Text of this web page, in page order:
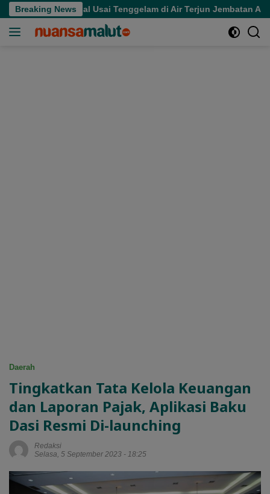
Langsung
ke
Breaking News
Meninggal Usai Tenggelam di Air Terjun Jembatan Alam
Daerah
Tingkatkan Tata Kelola Keuangan
dan Laporan Pajak, Aplikasi Baku
Dasi Resmi Di-launching
Redaksi
Selasa, 5 September 2023 - 18:25